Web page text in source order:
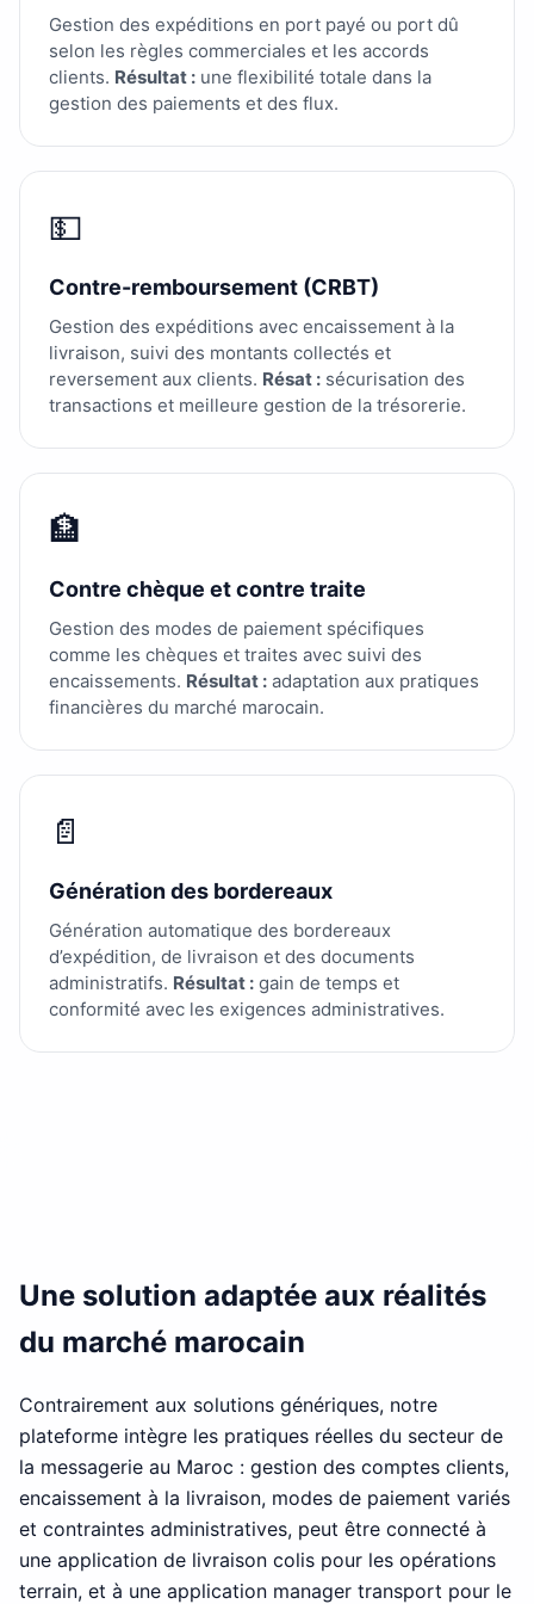
Gestion des expéditions en port payé ou port dû
selon les règles commerciales et les accords
clients. Résultat : une flexibilité totale dans la
gestion des paiements et des flux.
💵
Contre-remboursement (CRBT)
Gestion des expéditions avec encaissement à la
livraison, suivi des montants collectés et
reversement aux clients. Résat : sécurisation des
transactions et meilleure gestion de la trésorerie.
🏦
Contre chèque et contre traite
Gestion des modes de paiement spécifiques
comme les chèques et traites avec suivi des
encaissements. Résultat : adaptation aux pratiques
financières du marché marocain.
📄
Génération des bordereaux
Génération automatique des bordereaux
d’expédition, de livraison et des documents
administratifs. Résultat : gain de temps et
conformité avec les exigences administratives.
Une solution adaptée aux réalités
du marché marocain
Contrairement aux solutions génériques, notre
plateforme intègre les pratiques réelles du secteur de
la messagerie au Maroc : gestion des comptes clients,
encaissement à la livraison, modes de paiement variés
et contraintes administratives, peut être connecté à
une application de livraison colis pour les opérations
terrain, et à une application manager transport pour le